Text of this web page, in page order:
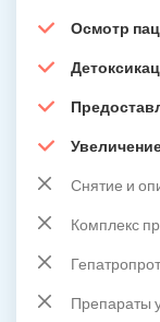
Осмотр
Снятие и
Комплекс
Препараты